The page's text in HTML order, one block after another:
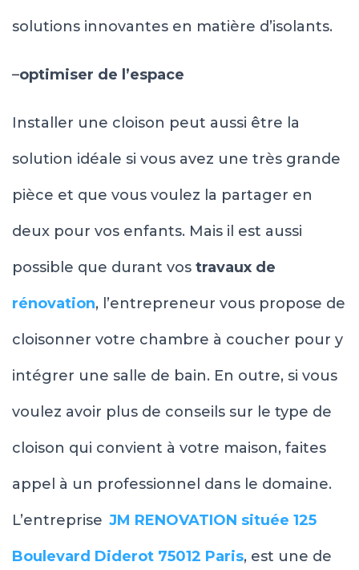
solutions innovantes en matière d’isolants.
–optimiser de l’espace
Installer une cloison peut aussi être la
solution idéale si vous avez une très grande
pièce et que vous voulez la partager en
deux pour vos enfants. Mais il est aussi
possible que durant vos travaux de
rénovation, l’entrepreneur vous propose de
cloisonner votre chambre à coucher pour y
intégrer une salle de bain. En outre, si vous
voulez avoir plus de conseils sur le type de
cloison qui convient à votre maison, faites
appel à un professionnel dans le domaine.
L’entreprise JM RENOVATION située 125
Boulevard Diderot 75012 Paris, est une de